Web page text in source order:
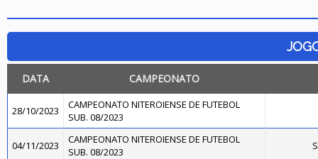
DATA CAMPEONATO
28/10/2023
CAMPEONATO NITEROIENSE DE FUTEBOL
SUB. 08/2023
04/11/2023
CAMPEONATO NITEROIENSE DE FUTEBOL
SUB. 08/2023